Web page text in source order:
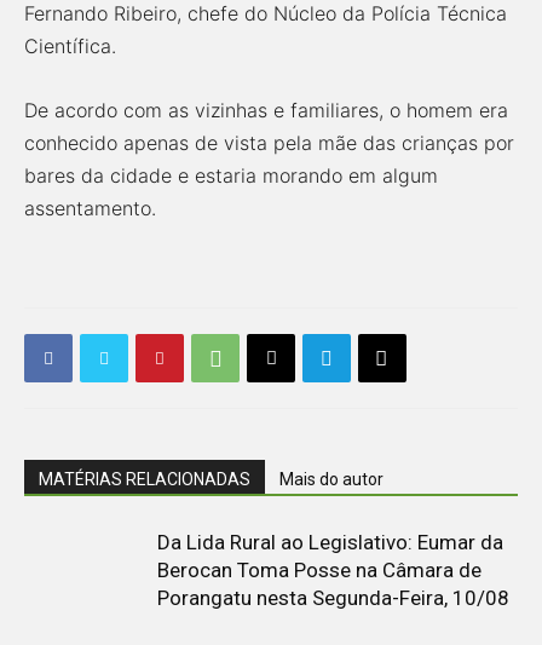
Fernando Ribeiro, chefe do Núcleo da Polícia Técnica
Científica.
De acordo com as vizinhas e familiares, o homem era
conhecido apenas de vista pela mãe das crianças por
bares da cidade e estaria morando em algum
assentamento.
MATÉRIAS RELACIONADAS Mais do autor
Da Lida Rural ao Legislativo: Eumar da
Berocan Toma Posse na Câmara de
Porangatu nesta Segunda-Feira, 10/08